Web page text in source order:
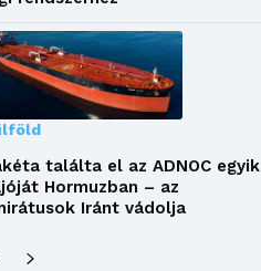
találta el az ADNOC egyik
Hormuzban – az
Iránt vádolja